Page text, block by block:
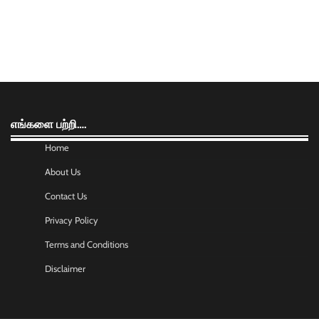
எங்களை பற்றி….
Home
About Us
Contact Us
Privacy Policy
Terms and Conditions
Disclaimer